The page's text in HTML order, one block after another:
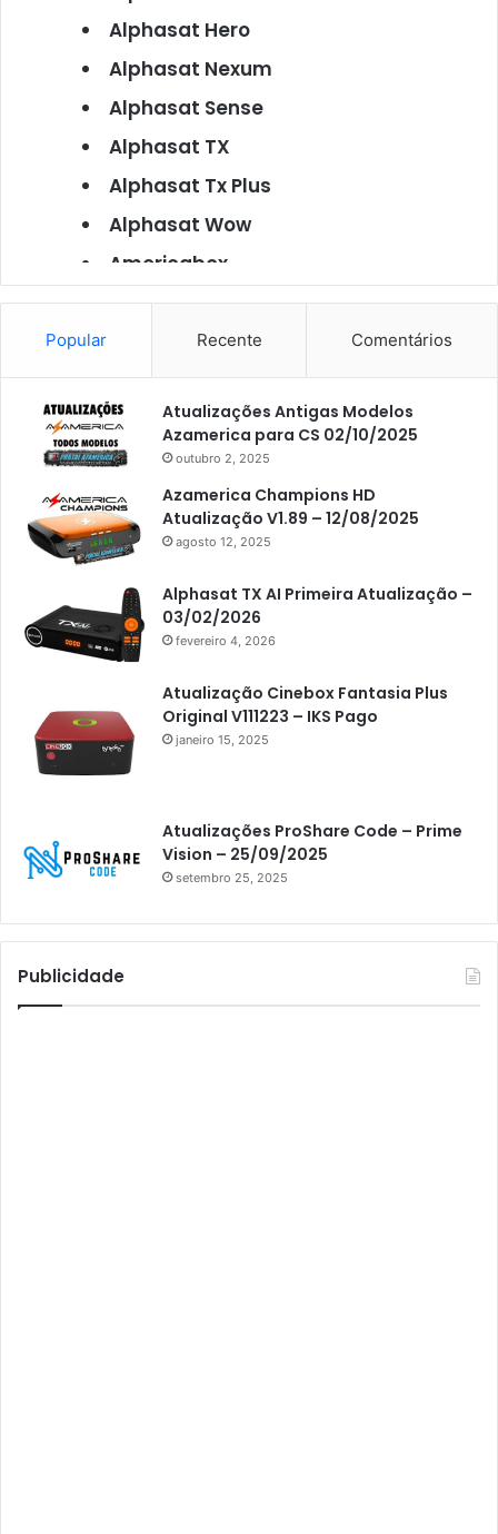
Alphasat Hero
Alphasat Nexum
Alphasat Sense
Alphasat TX
Alphasat Tx Plus
Alphasat Wow
Americabox
Americabox S101
Americabox S105
Americabox S105 Plus
Americabox S205
Americabox S205 Plus
Americabox S305 Plus
Artcom
Athomics
Athomics Eon
Athomics i3
Athomics i3 Bold
Athomics Inspire Qi
Athomics Inspire Qi Lite
Athomics S3
Athomics T3
Atto
AttoNet
Popular Recente Comentários
Atualizações Antigas Modelos
Azamerica para CS 02/10/2025
outubro 2, 2025
Azamerica Champions HD
Atualização V1.89 – 12/08/2025
agosto 12, 2025
Alphasat TX AI Primeira Atualização –
03/02/2026
fevereiro 4, 2026
Atualização Cinebox Fantasia Plus
Original V111223 – IKS Pago
janeiro 15, 2025
Atualizações ProShare Code – Prime
Vision – 25/09/2025
setembro 25, 2025
Publicidade